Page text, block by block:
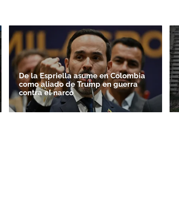
De la Espriella asume en Colombia
como aliado de Trump en guerra
contra el narco